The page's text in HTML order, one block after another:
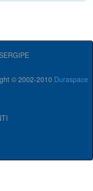
© 2002-2010 Duraspace